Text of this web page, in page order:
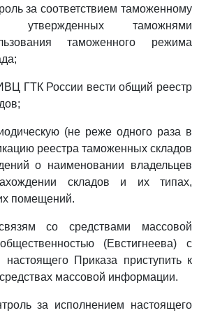
за соответствием таможенному
утвержденных таможнями
таможенного режима
ГТК России вести общий реестр
(не реже одного раза в
реестра таможенных складов
о наименовании владельцев
складов и их типах,
помещений.
со средствами массовой
(Евстигнеева) с
Приказа приступить к
массовой информации.
за исполнением настоящего